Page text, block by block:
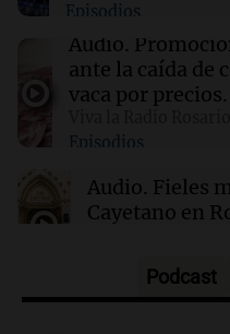
Donald Trump logra
revelación de sus
BBC
Thiago Medina
Episodios
Audio.
ante la caída de
vaca por precios.
Episodios
Audio. Fieles
Cayetano en
Audio.Se
Podcast